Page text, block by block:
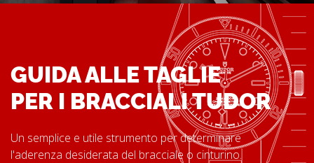
GUIDA ALLE TAGLIE
PER I BRACCIALI TUDOR
Un semplice e utile strumento per determinare
l'aderenza desiderata del bracciale o cinturino.